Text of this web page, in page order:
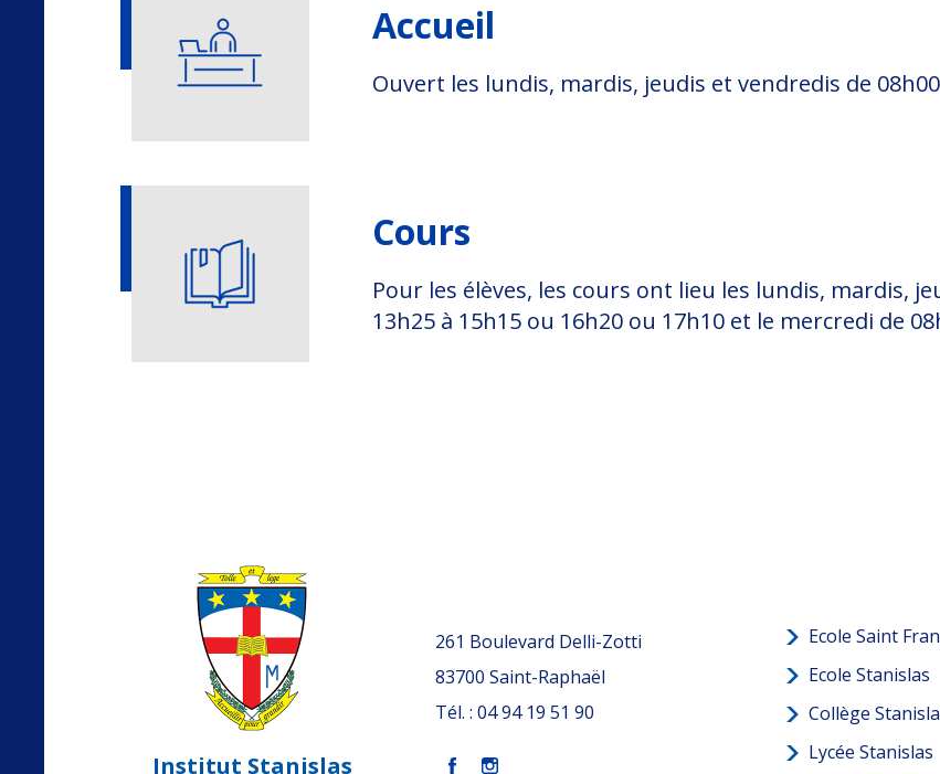
Accueil
Ouvert les lundis, mardis, jeudis et vendredis de
Cours
Pour les élèves, les cours ont lieu les lundis, mardis,
13h25 à 15h15 ou 16h20 ou 17h10 et le mercredi de
Institut Stanislas
261 Boulevard Delli-Zotti
83700 Saint-Raphaël
Tél. : 04 94 19 51 90
Ecole Saint
Ecole Stanislas
Collège
Lycée Stanislas